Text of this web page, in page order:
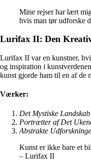
Mine rejser har lært
hvis man tør udforske
Lurifax II: Den
Lurifax II var en kunstner,
og inspiration i
kunst gjorde ham til en af de
Værker:
Det Mystiske Landskab
Portrætter af Det
Abstrakte
Kunst er ikke bare et
– Lurifax II